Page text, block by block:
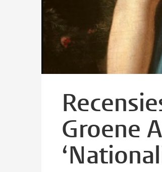
Groene